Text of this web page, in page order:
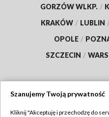
GORZÓW WLKP. /
KRAKÓW / LUBLIN
OPOLE /
SZCZECIN /
Szanujemy Twoją prywatność
Kliknij "Akceptuję i przechodzę do